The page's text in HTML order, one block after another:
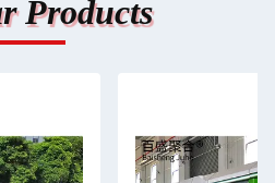
Products